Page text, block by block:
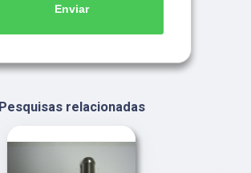
Enviar
Pesquisas relacionadas